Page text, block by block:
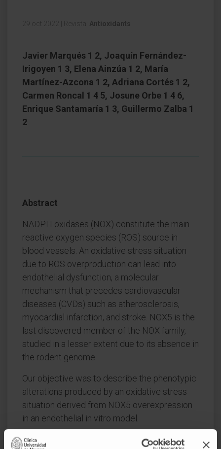
29 oct 2022 Revista: Antioxidants
Javier Marqués 1 2, Joaquín Fernández-
Irigoyen 1 3, Elena Ainzúa 1 2, María
Martínez-Azcona 1 2, Adriana Cortés 1 2,
Carmen Roncal 1 4 5, Josune Orbe 1 4 6,
Enrique Santamaría 1 3, Guillermo Zalba 1
2
Abstract
NADPH oxidases (NOX) constitute the main
reactive oxygen species (ROS) source in
blood vessels. An oxidative stress situation
due to ROS overproduction can lead into
endothelial dysfunction, a molecular
mechanism that precedes cardiovascular
diseases (CVDs) such as atherosclerosis,
myocardial infarction, and stroke. NOX5 is the
last discovered member of the NOX family,
studied in a lesser extent due to its absence in
the rodent genome.
Our objective was to describe the phenotypic
alterations produced by an oxidative stress
situation derived from NOX5 overexpression
in an endothelial in vitro model.
The in vitro model consists of the hCMEC/D3